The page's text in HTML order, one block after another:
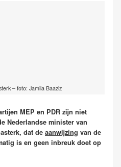
– foto: Jamila Baaziz
MEP en PDR zijn niet
Nederlandse minister van
dat de aanwijzing van de
is en geen inbreuk doet op